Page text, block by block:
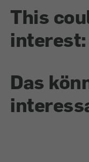
This
interest:
Das